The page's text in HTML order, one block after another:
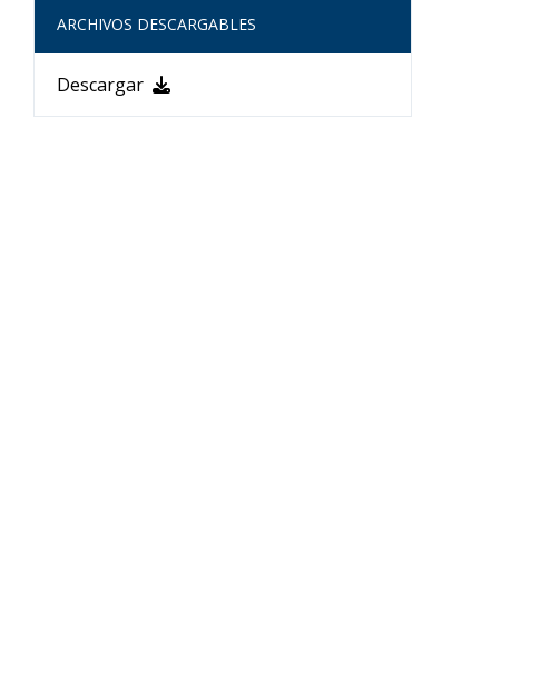
ARCHIVOS DESCARGABLES
Descargar